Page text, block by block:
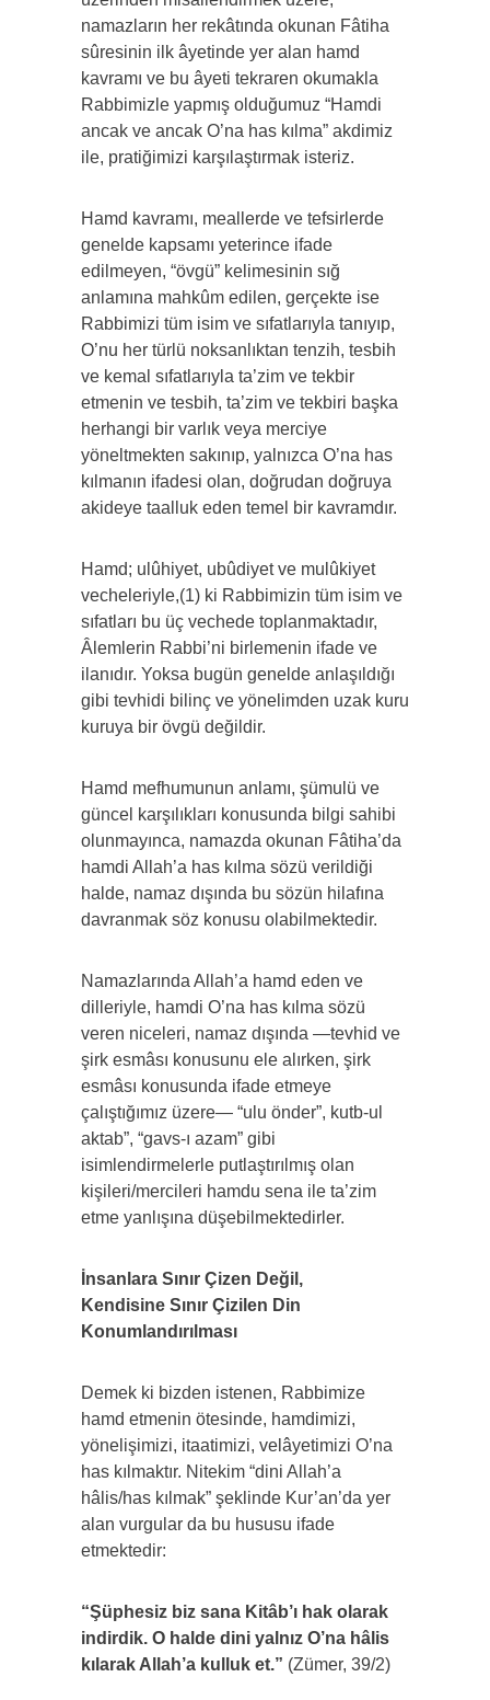
namazların her rekâtında okunan Fâtiha
sûresinin ilk âyetinde yer alan hamd
kavramı ve bu âyeti tekraren okumakla
Rabbimizle yapmış olduğumuz “Hamdi
ancak ve ancak O’na has kılma” akdimiz
ile, pratiğimizi karşılaştırmak isteriz.
Hamd kavramı, meallerde ve tefsirlerde
genelde kapsamı yeterince ifade
edilmeyen, “övgü” kelimesinin sığ
anlamına mahkûm edilen, gerçekte ise
Rabbimizi tüm isim ve sıfatlarıyla tanıyıp,
O’nu her türlü noksanlıktan tenzih, tesbih
ve kemal sıfatlarıyla ta’zim ve tekbir
etmenin ve tesbih, ta’zim ve tekbiri başka
herhangi bir varlık veya merciye
yöneltmekten sakınıp, yalnızca O’na has
kılmanın ifadesi olan, doğrudan doğruya
akideye taalluk eden temel bir kavramdır.
Hamd; ulûhiyet, ubûdiyet ve mulûkiyet
vecheleriyle,(1) ki Rabbimizin tüm isim ve
sıfatları bu üç vechede toplanmaktadır,
Âlemlerin Rabbi’ni birlemenin ifade ve
ilanıdır. Yoksa bugün genelde anlaşıldığı
gibi tevhidi bilinç ve yönelimden uzak kuru
kuruya bir övgü değildir.
Hamd mefhumunun anlamı, şümulü ve
güncel karşılıkları konusunda bilgi sahibi
olunmayınca, namazda okunan Fâtiha’da
hamdi Allah’a has kılma sözü verildiği
halde, namaz dışında bu sözün hilafına
davranmak söz konusu olabilmektedir.
Namazlarında Allah’a hamd eden ve
dilleriyle, hamdi O’na has kılma sözü
veren niceleri, namaz dışında —tevhid ve
şirk esmâsı konusunu ele alırken, şirk
esmâsı konusunda ifade etmeye
çalıştığımız üzere— “ulu önder”, kutb-ul
aktab”, “gavs-ı azam” gibi
isimlendirmelerle putlaştırılmış olan
kişileri/mercileri hamdu sena ile ta’zim
etme yanlışına düşebilmektedirler.
İnsanlara Sınır Çizen Değil,
Kendisine Sınır Çizilen Din
Konumlandırılması
Demek ki bizden istenen, Rabbimize
hamd etmenin ötesinde, hamdimizi,
yönelişimizi, itaatimizi, velâyetimizi O’na
has kılmaktır. Nitekim “dini Allah’a
hâlis/has kılmak” şeklinde Kur’an’da yer
alan vurgular da bu hususu ifade
etmektedir:
“Şüphesiz biz sana Kitâb’ı hak olarak
indirdik. O halde dini yalnız O’na hâlis
kılarak Allah’a kulluk et.” (Zümer, 39/2)